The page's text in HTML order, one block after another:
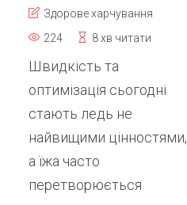
Здорове харчування
224
8 хв читати
Швидкість та
оптимізація сьогодні
стають ледь не
найвищими цінностями,
а їжа часто
перетворюється